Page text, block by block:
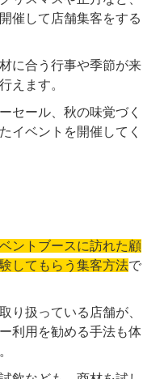
催して店舗集客をする
に合う行事や季節が来
えます。
セール、秋の味覚づく
イベントを開催してく
ントブースに訪れた顧
してもらう集客方法で
り扱っている店舗が、
利用を勧める手法も体